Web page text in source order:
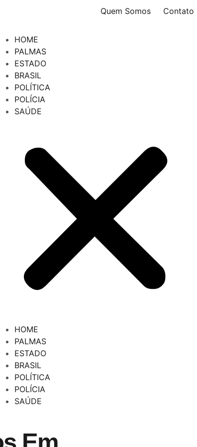
Quem Somos Contato
HOME
PALMAS
ESTADO
BRASIL
POLÍTICA
POLÍCIA
SAÚDE
HOME
PALMAS
ESTADO
BRASIL
POLÍTICA
POLÍCIA
SAÚDE